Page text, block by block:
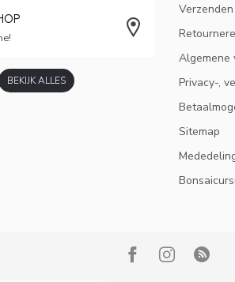
BEKIJK ALLES
Algemene
Privacy-,
Sitemap